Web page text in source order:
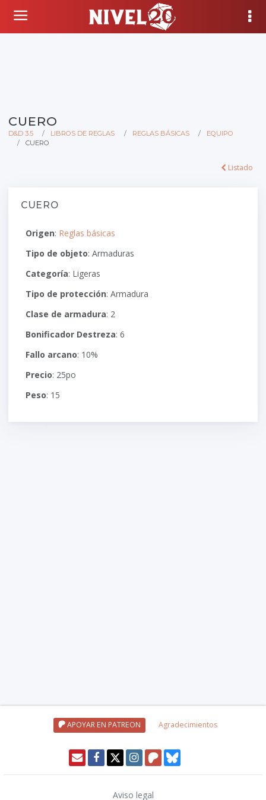
CUERO
D&D 3.5 LIBROS DE REGLAS REGLAS BÁSICAS
EQUIPO
CUERO
Listado
CUERO
Origen: Reglas básicas
Tipo de objeto: Armaduras
Categoría: Ligeras
Tipo de protección: Armadura
Clase de armadura: 2
Bonificador Destreza: 6
Fallo arcano: 10%
Precio: 25po
Peso: 15
APOYAR EN PATREON Agradecimientos
Aviso legal